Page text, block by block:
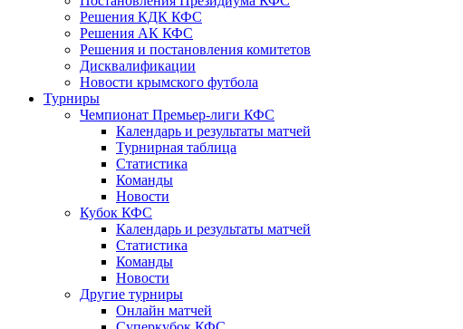
Решения КДК КФС
Решения АК КФС
Решения и постановления комитетов
Дисквалификации
Новости крымского футбола
Турниры
Чемпионат Премьер-лиги КФС
Календарь и результаты матчей
Турнирная таблица
Статистика
Команды
Новости
Кубок КФС
Календарь и результаты матчей
Статистика
Команды
Новости
Другие турниры
Онлайн матчей